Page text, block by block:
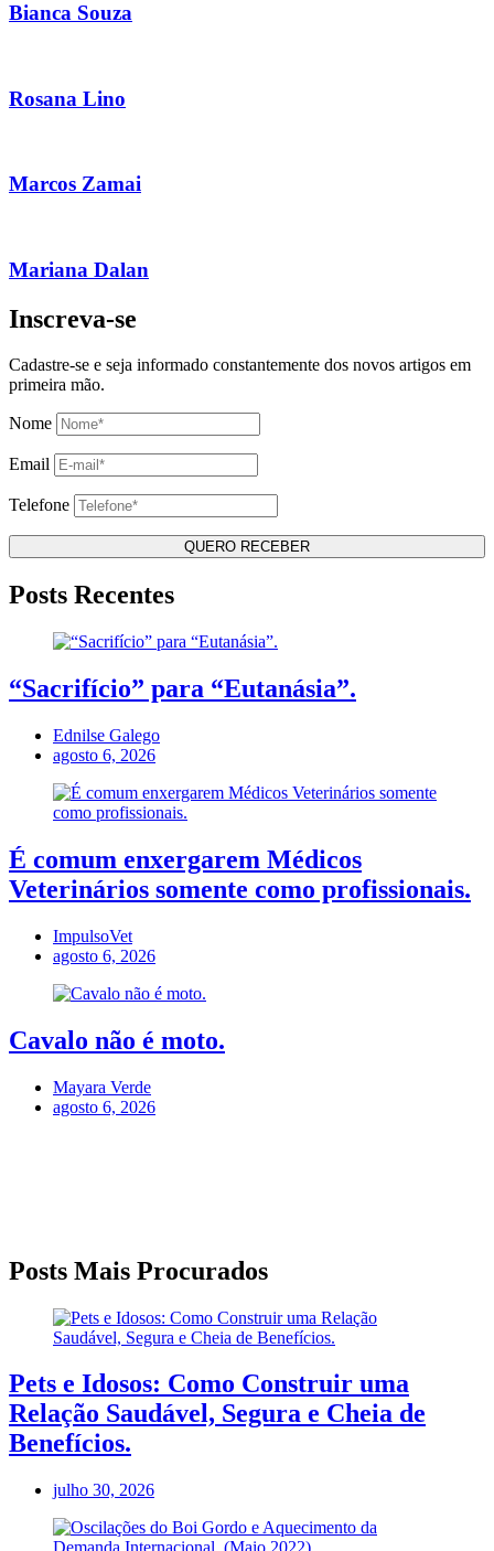
Bianca Souza
Rosana Lino
Marcos Zamai
Mariana Dalan
Inscreva-se
Cadastre-se e seja informado constantemente dos novos artigos em
primeira mão.
Nome
Email
Telefone
Posts Recentes
“Sacrifício” para “Eutanásia”.
Ednilse Galego
agosto 6, 2026
É comum enxergarem Médicos
Veterinários somente como profissionais.
ImpulsoVet
agosto 6, 2026
Cavalo não é moto.
Mayara Verde
agosto 6, 2026
Posts Mais Procurados
Pets e Idosos: Como Construir uma
Relação Saudável, Segura e Cheia de
Benefícios.
julho 30, 2026